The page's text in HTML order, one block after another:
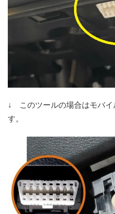
↓ このツールの場合はモバイ
す。